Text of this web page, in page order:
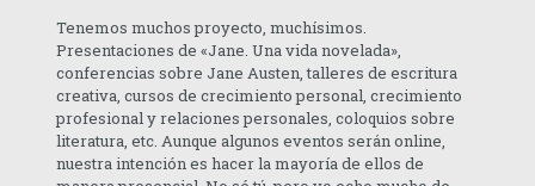
Tenemos muchos proyecto, muchísimos.
Presentaciones de «Jane. Una vida novelada»,
conferencias sobre Jane Austen, talleres de escritura
creativa, cursos de crecimiento personal, crecimiento
profesional y relaciones personales, coloquios sobre
literatura, etc. Aunque algunos eventos serán online,
nuestra intención es hacer la mayoría de ellos de